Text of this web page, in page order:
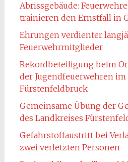
Abrissgebäude:
trainieren den Ernstfall in
Ehrungen verdienter
Feuerwehrmitglieder
Rekordbeteiligung beim
der Jugendfeuerwehren
Fürstenfeldbruck
Gemeinsame Übung der
des Landkreises
Gefahrstoffaustritt bei
zwei verletzten Personen